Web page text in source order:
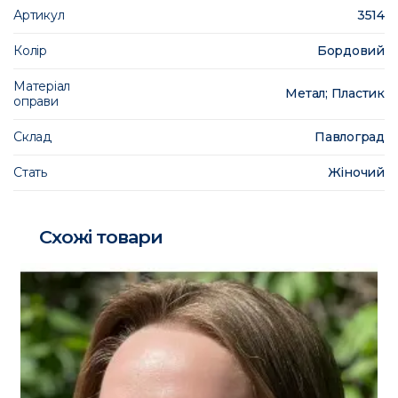
Артикул 3514
Колір Бордовий
Матеріал
оправи
Метал; Пластик
Склад Павлоград
Стать Жіночий
Схожі товари